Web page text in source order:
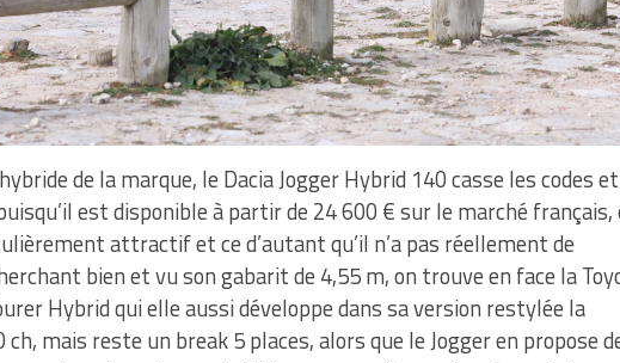
de la marque, le Dacia Jogger Hybrid 140 casse les codes et
est disponible à partir de 24 600 € sur le marché français,
attractif et ce d’autant qu’il n’a pas réellement de
bien et vu son gabarit de 4,55 m, on trouve en face la
Hybrid qui elle aussi développe dans sa version restylée la
ch, mais reste un break 5 places, alors que le Jogger en propose